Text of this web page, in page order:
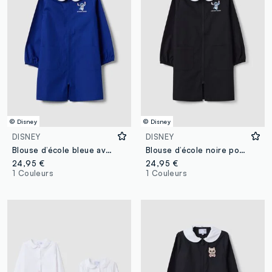
© Disney
DISNEY
Blouse d’école bleue avec zip, col blanc et broderie Stitch
24,95 €
1 Couleurs
© Disney
DISNEY
Blouse d’école noire pour fille avec col blanc et broderie Stitch
24,95 €
1 Couleurs